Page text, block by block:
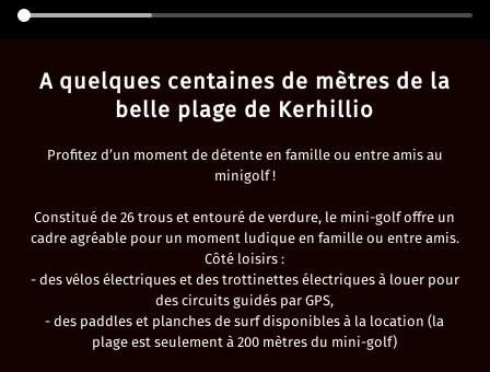
A quelques centaines de mètres de la
belle plage de Kerhillio
Profitez d’un moment de détente en famille ou entre amis au
minigolf !
Constitué de 26 trous et entouré de verdure, le mini-golf offre un
cadre agréable pour un moment ludique en famille ou entre amis.
Côté loisirs :
- des vélos électriques et des trottinettes électriques à louer pour
des circuits guidés par GPS,
- des paddles et planches de surf disponibles à la location (la
plage est seulement à 200 mètres du mini-golf)